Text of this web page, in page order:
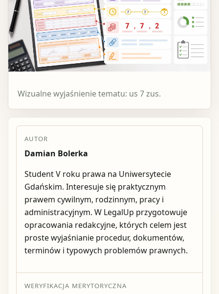
Wizualne wyjaśnienie tematu: us 7 zus.
AUTOR
Damian Bolerka
Student V roku prawa na Uniwersytecie
Gdańskim. Interesuje się praktycznym
prawem cywilnym, rodzinnym, pracy i
administracyjnym. W LegalUp przygotowuje
opracowania redakcyjne, których celem jest
proste wyjaśnianie procedur, dokumentów,
terminów i typowych problemów prawnych.
WERYFIKACJA MERYTORYCZNA